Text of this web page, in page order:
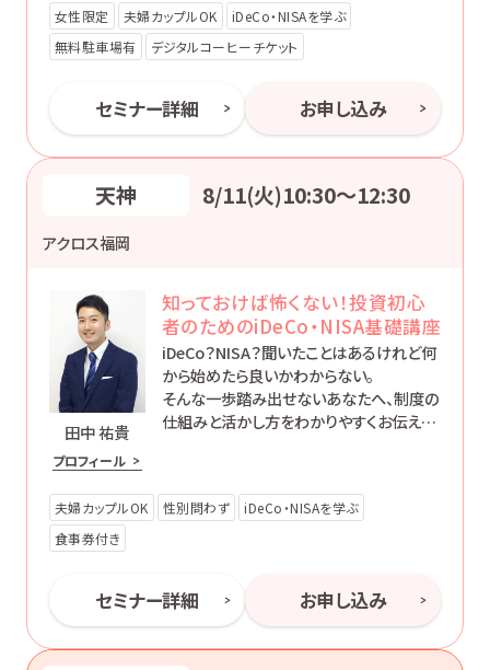
女性限定 夫婦カップルOK
iDeCo・NISAを学ぶ
無料駐車場有
デジタルコーヒーチケット
セミナー詳細 お申し込み
天神 8/11(火)10:30〜12:30
アクロス福岡
田中 祐貴
プロフィール
知っておけば怖くない！投資初心
者のためのiDeCo・NISA基礎講座
iDeCo？NISA？聞いたことはあるけれど何
から始めたら良いかわからない。
そんな一歩踏み出せないあなたへ、制度の
仕組みと活かし方をわかりやすくお伝えし
夫婦カップルOK 性別問わず
iDeCo・NISAを学ぶ
食事券付き
セミナー詳細 お申し込み